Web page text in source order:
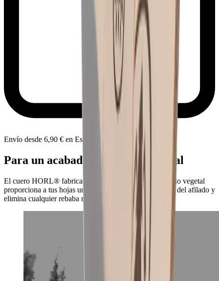
Envío desde 6,90 € en España
Para un acabado a nivel profesional
El cuero HORL® fabricado con cuero de vaca de curtido vegetal
proporciona a tus hojas un acabado profesional después del afilado y
elimina cualquier rebaba restante.